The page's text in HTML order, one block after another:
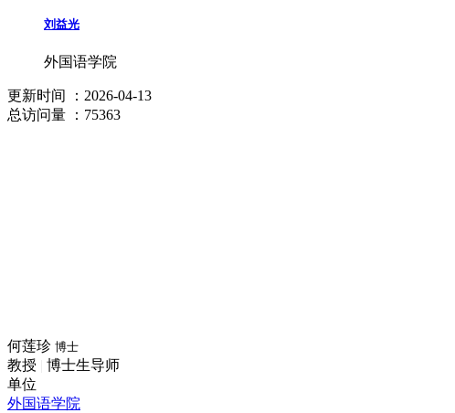
刘益光
外国语学院
更新时间
：2026-04-13
总访问量 ：75363
何莲珍 博士
教授
博士生导师
单位
外国语学院